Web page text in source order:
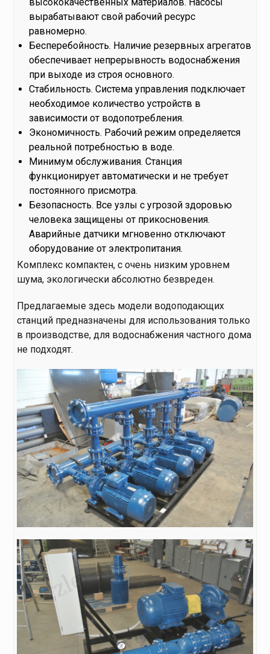
вырабатывают свой рабочий ресурс
равномерно.
Бесперебойность. Наличие резервных агрегатов
обеспечивает непрерывность водоснабжения
при выходе из строя основного.
Стабильность. Система управления подключает
необходимое количество устройств в
зависимости от водопотребления.
Экономичность. Рабочий режим определяется
реальной потребностью в воде.
Минимум обслуживания. Станция
функционирует автоматически и не требует
постоянного присмотра.
Безопасность. Все узлы с угрозой здоровью
человека защищены от прикосновения.
Аварийные датчики мгновенно отключают
оборудование от электропитания.
Комплекс компактен, с очень низким уровнем
шума, экологически абсолютно безвреден.
Предлагаемые здесь модели водоподающих
станций предназначены для использования только
в производстве, для водоснабжения частного дома
не подходят.